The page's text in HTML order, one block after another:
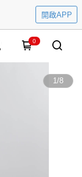
開啟APP
0
1/8